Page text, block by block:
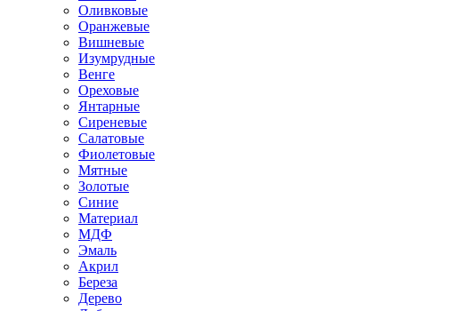
Оливковые
Оранжевые
Вишневые
Изумрудные
Венге
Ореховые
Янтарные
Сиреневые
Салатовые
Фиолетовые
Мятные
Золотые
Синие
Материал
МДФ
Эмаль
Акрил
Береза
Дерево